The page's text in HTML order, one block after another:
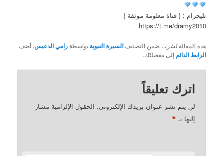
تليجرام : { قناة معلومة موثقة }
https://t.me/dramy2010
هذه المقالة نُشرت ضمن التصنيفالسيرة النبوية بواسطةرامي الدعيس. أضف
الرابط الدائم إلى مفضلتّك.
اترك تعليقاً
لن يتم نشر عنوان بريدك الإلكتروني. الحقول الإلزامية مشار
إليها بـ *